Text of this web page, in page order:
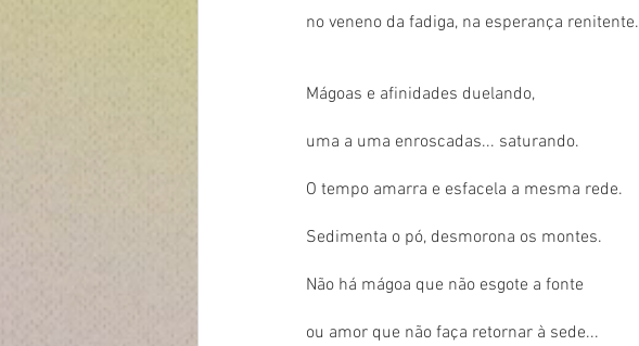
no veneno da fadiga, na esperança renitente.
Mágoas e afinidades duelando,
uma a uma enroscadas... saturando.
O tempo amarra e esfacela a mesma rede.
Sedimenta o pó, desmorona os montes.
Não há mágoa que não esgote a fonte
ou amor que não faça retornar à sede...